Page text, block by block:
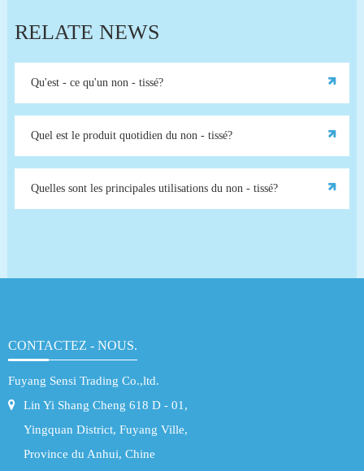
RELATE NEWS
Qu'est - ce qu'un non - tissé?
Quel est le produit quotidien du non - tissé?
Quelles sont les principales utilisations du non - tissé?
CONTACTEZ - NOUS.
Fuyang Sensi Trading Co.,ltd.
Lin Yi Shang Cheng 618 D - 01,
Yingquan District, Fuyang Ville,
Province du Anhui, Chine